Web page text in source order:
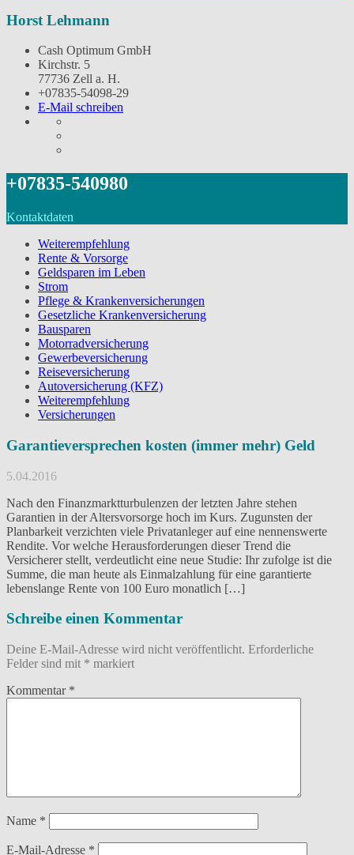
Horst Lehmann
Cash Optimum GmbH
Kirchstr. 5
77736 Zell a. H.
+07835-54098-29
E-Mail schreiben
+07835-540980
Kontaktdaten
Weiterempfehlung
Rente & Vorsorge
Geldsparen im Leben
Strom
Pflege & Krankenversicherungen
Gesetzliche Krankenversicherung
Bausparen
Motorradversicherung
Gewerbeversicherung
Reiseversicherung
Autoversicherung (KFZ)
Weiterempfehlung
Versicherungen
Garantieversprechen kosten (immer mehr) Geld
5.04.2016
Nach den Finanzmarktturbulenzen der letzten Jahre stehen
Garantien in der Altersvorsorge hoch im Kurs. Zugunsten der
Planbarkeit verzichten viele Privatanleger auf eine nennenswerte
Rendite. Vor welche Herausforderungen dieser Trend die
Versicherer stellt, verdeutlicht eine neue Studie: Ihr zufolge ist die
Summe, die man heute als Einmalzahlung für eine garantierte
lebenslange Rente von 100 Euro monatlich […]
Schreibe einen Kommentar
Deine E-Mail-Adresse wird nicht veröffentlicht. Erforderliche
Felder sind mit * markiert
Kommentar *
Name *
E-Mail-Adresse *